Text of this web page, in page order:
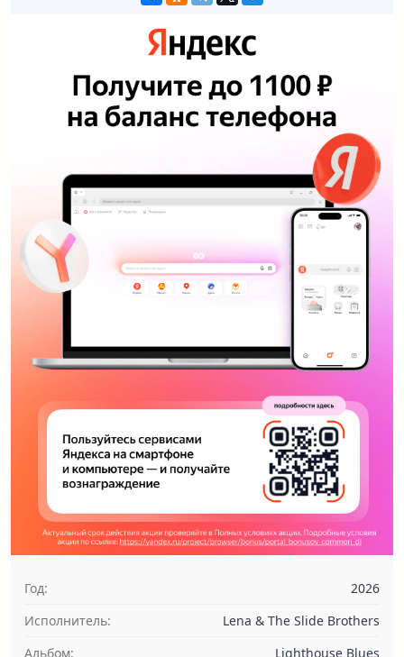
Год:
2026
Исполнитель:
Lena & The Slide Brothers
Альбом:
Lighthouse Blues